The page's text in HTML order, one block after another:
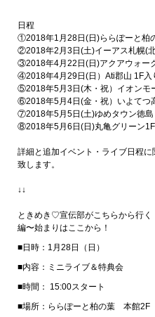
日程
①2018年1月28日(日)ららぽーと柏
②2018年2月3日(土)イーアス札幌(
③2018年4月22日(日)アクアウォー
④2018年4月29日(日）Ati郡山 1F入
⑤2018年5月3日(木・祝）イオンモ
⑥2018年5月4日(金・祝） いよてつ
⑦2018年5月5日(土)ゆめタウン徳
⑧2018年5月6日(日)丸亀グリーン
詳細と追加イベント・ライブ日程
致します。
↓↓
ときめき♡宣伝部がこちらから行
編〜始まりはここから！
■日時：1月28日（日）
■内容：ミニライブ＆特典会
■時間： 15:00スタート
■場所：ららぽーと柏の葉 本館